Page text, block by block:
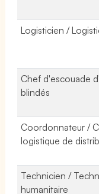
Logisticien /
Chef d'escouade
blindés
Coordonnateur /
logistique de
Technicien /
humanitaire